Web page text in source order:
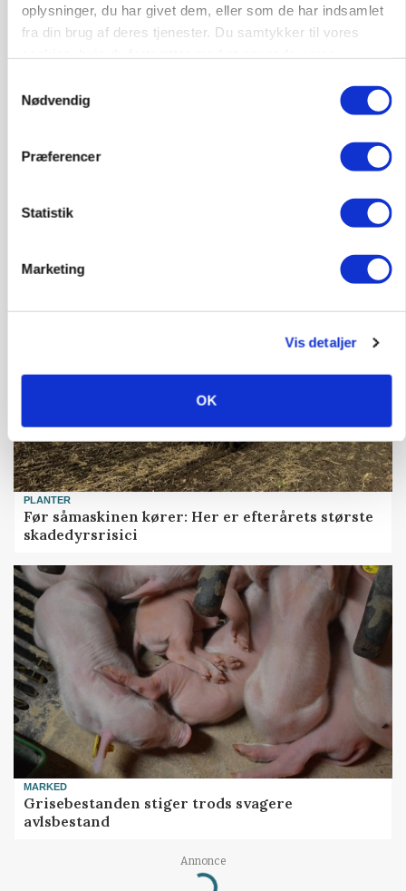
oplysninger, du har givet dem, eller som de har indsamlet
fra din brug af deres tjenester. Du samtykker til vores
Nødvendig
Præferencer
Statistik
Marketing
Vis detaljer
OK
PLANTER
Før såmaskinen kører: Her er efterårets største
skadedyrsrisici
MARKED
Grisebestanden stiger trods svagere
avlsbestand
Annonce
Loading...